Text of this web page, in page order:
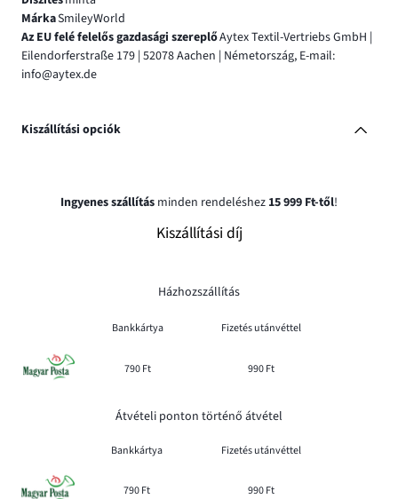
MárkaSmileyWorld
Az EU felé felelős gazdasági szereplőAytex Textil-Vertriebs GmbH |
Eilendorferstraße 179 | 52078 Aachen | Németország, E-mail:
info@aytex.de
Kiszállítási opciók
Ingyenes szállítás minden rendeléshez 15 999 Ft-től!
Kiszállítási díj
Házhozszállítás
Bankkártya Fizetés utánvéttel
790 Ft 990 Ft
Átvételi ponton történő átvétel
Bankkártya Fizetés utánvéttel
790 Ft 990 Ft